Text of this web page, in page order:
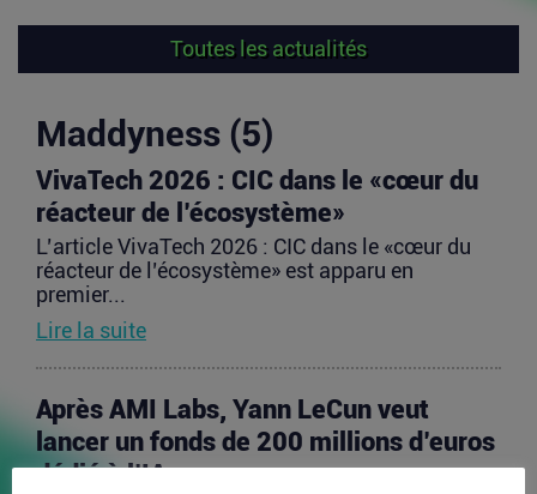
Toutes les actualités
Maddyness (5)
VivaTech 2026 : CIC dans le «cœur du
réacteur de l’écosystème»
L’article VivaTech 2026 : CIC dans le «cœur du
réacteur de l’écosystème» est apparu en
premier...
Lire la suite
Après AMI Labs, Yann LeCun veut
lancer un fonds de 200 millions d’euros
dédié à l’IA